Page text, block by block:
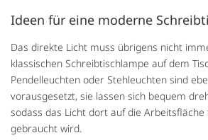
Ideen für eine moderne
Das direkte Licht muss übrigens nicht
klassischen Schreibtischlampe auf dem
Pendelleuchten oder Stehleuchten sind
vorausgesetzt, sie lassen sich bequem
sodass das Licht dort auf die
gebraucht wird.